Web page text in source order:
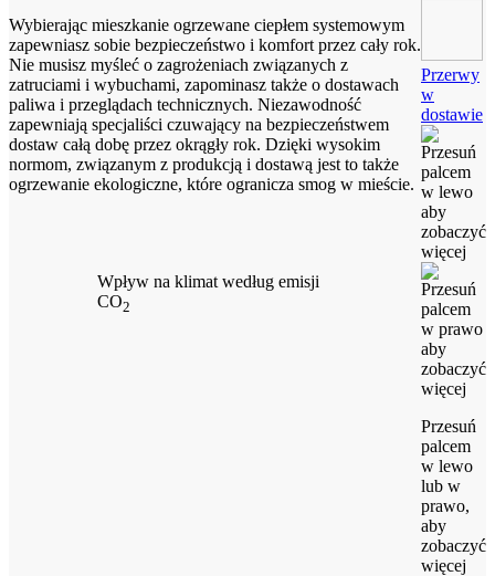
Wybierając mieszkanie ogrzewane ciepłem systemowym
zapewniasz sobie bezpieczeństwo i komfort przez cały rok.
Nie musisz myśleć o zagrożeniach związanych z
zatruciami i wybuchami, zapominasz także o dostawach
paliwa i przeglądach technicznych. Niezawodność
zapewniają specjaliści czuwający na bezpieczeństwem
dostaw całą dobę przez okrągły rok. Dzięki wysokim
normom, związanym z produkcją i dostawą jest to także
ogrzewanie ekologiczne, które ogranicza smog w mieście.
Wpływ na klimat według emisji
CO2
Przerwy
w
dostawie
Przesuń
palcem
w lewo
lub w
prawo,
aby
zobaczyć
więcej